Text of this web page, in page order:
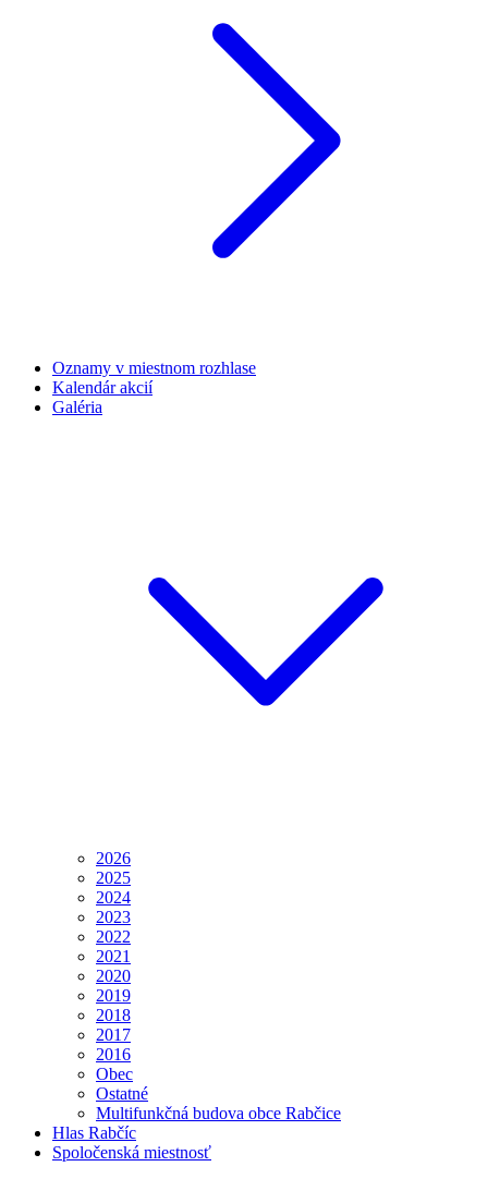
Oznamy v miestnom rozhlase
Kalendár akcií
Galéria
2026
2025
2024
2023
2022
2021
2020
2019
2018
2017
2016
Obec
Ostatné
Multifunkčná budova obce Rabčice
Hlas Rabčíc
Spoločenská miestnosť